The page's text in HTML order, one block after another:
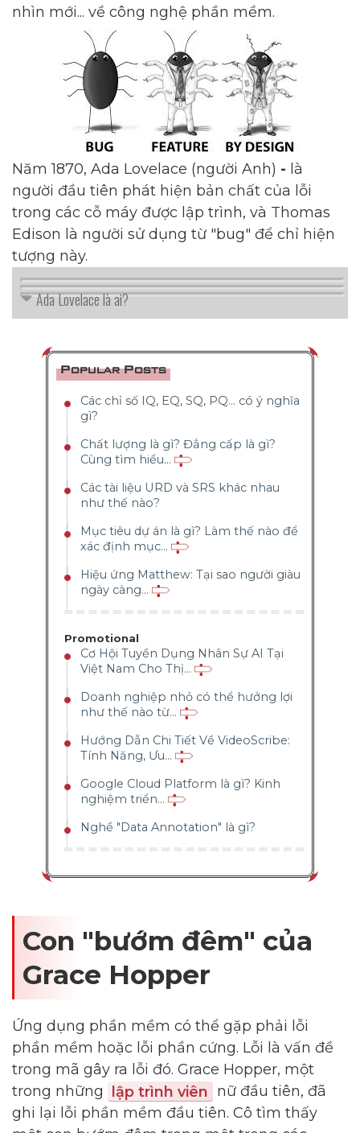
nhìn mới... về công nghệ phần mềm.
Năm 1870, Ada Lovelace (người Anh) - là
người đầu tiên phát hiện bản chất của lỗi
trong các cỗ máy được lập trình, và Thomas
Edison là người sử dụng từ "bug" để chỉ hiện
tượng này.
Ada Lovelace là ai?
Popular Posts
Các chỉ số IQ, EQ, SQ, PQ... có ý nghĩa
gì?
Chất lượng là gì? Đẳng cấp là gì?
Cùng tìm hiểu...
Các tài liệu URD và SRS khác nhau
như thế nào?
Mục tiêu dự án là gì? Làm thế nào để
xác định mục...
Hiệu ứng Matthew: Tại sao người giàu
ngày càng...
Promotional
Cơ Hội Tuyển Dụng Nhân Sự AI Tại
Việt Nam Cho Thị...
Doanh nghiệp nhỏ có thể hưởng lợi
như thế nào từ...
Hướng Dẫn Chi Tiết Về VideoScribe:
Tính Năng, Ưu...
Google Cloud Platform là gì? Kinh
nghiệm triển...
Nghề "Data Annotation" là gì?
Con "bướm đêm" của
Grace Hopper
Ứng dụng phần mềm có thể gặp phải lỗi
phần mềm hoặc lỗi phần cứng. Lỗi là vấn đề
trong mã gây ra lỗi đó. Grace Hopper, một
trong những lập trình viên nữ đầu tiên, đã
ghi lại lỗi phần mềm đầu tiên. Cô tìm thấy